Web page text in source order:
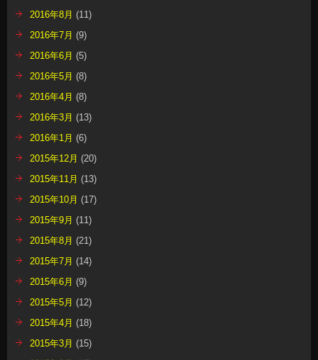
2016年8月 (11)
2016年7月 (9)
2016年6月 (5)
2016年5月 (8)
2016年4月 (8)
2016年3月 (13)
2016年1月 (6)
2015年12月 (20)
2015年11月 (13)
2015年10月 (17)
2015年9月 (11)
2015年8月 (21)
2015年7月 (14)
2015年6月 (9)
2015年5月 (12)
2015年4月 (18)
2015年3月 (15)